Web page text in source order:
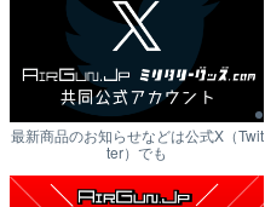
最新商品のお知らせなどは公式X（Twit
ter）でも